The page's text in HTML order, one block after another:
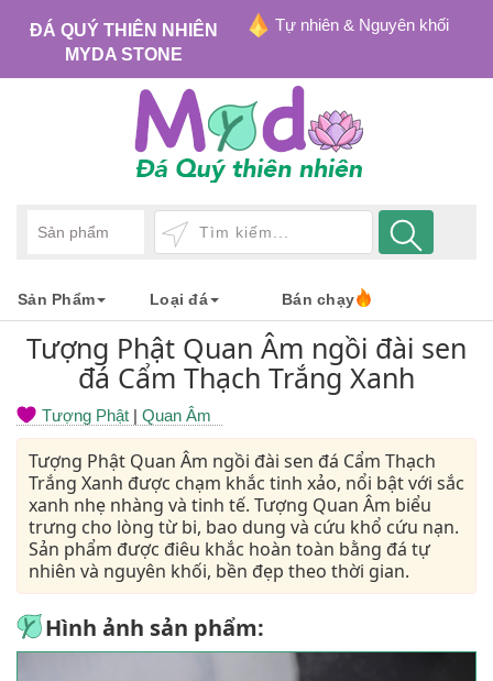
ĐÁ QUÝ THIÊN NHIÊN
MYDA STONE
Tự nhiên & Nguyên khối
Sản Phẩm Loại đá Bán chạy
Tượng Phật Quan Âm ngồi đài sen
đá Cẩm Thạch Trắng Xanh
Tượng Phật | Quan Âm
Tượng Phật Quan Âm ngồi đài sen đá Cẩm Thạch
Trắng Xanh được chạm khắc tinh xảo, nổi bật với sắc
xanh nhẹ nhàng và tinh tế. Tượng Quan Âm biểu
trưng cho lòng từ bi, bao dung và cứu khổ cứu nạn.
Sản phẩm được điêu khắc hoàn toàn bằng đá tự
nhiên và nguyên khối, bền đẹp theo thời gian.
Hình ảnh sản phẩm: